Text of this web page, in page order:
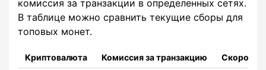
комиссия за транзакции в определенных сетях.
В таблице можно сравнить текущие сборы для
топовых монет.
Криптовалюта Комиссия за транзакцию Скорость